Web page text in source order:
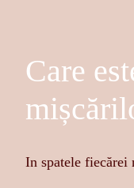
Care
In spatele fiecărei